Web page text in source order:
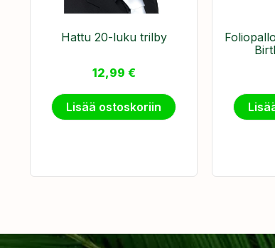
Hattu 20-luku trilby
12,99 €
Lisää ostoskoriin